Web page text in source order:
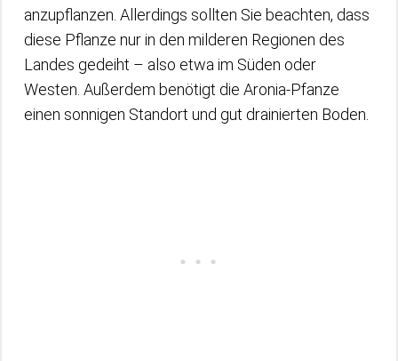
anzupflanzen. Allerdings sollten Sie beachten, dass
diese Pflanze nur in den milderen Regionen des
Landes gedeiht – also etwa im Süden oder
Westen. Außerdem benötigt die Aronia-Pfanze
einen sonnigen Standort und gut drainierten Boden.